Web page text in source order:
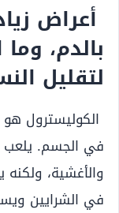
أعراض
بالدم،
لتقليل
الكوليسترول
في الجسم. يلعب
والأغشية،
في الشرايين